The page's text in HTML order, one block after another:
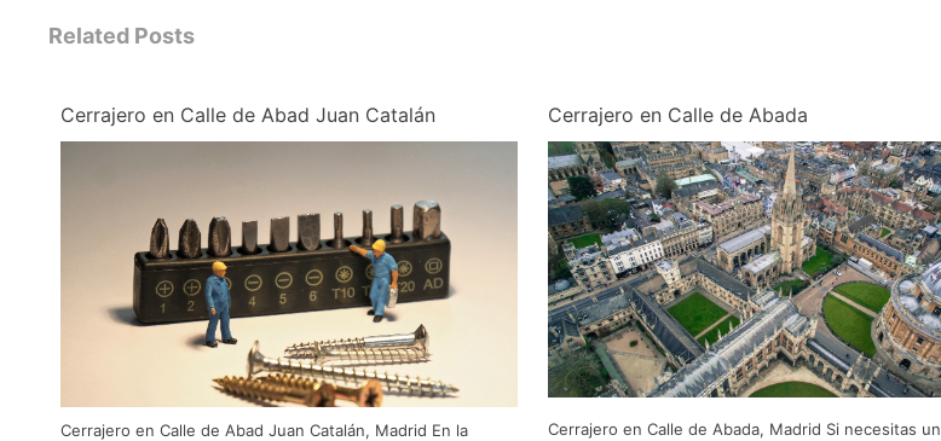
Related Posts
Cerrajero en Calle de Abad Juan Catalán
Cerrajero en Calle de Abad Juan Catalán, Madrid En la
Cerrajero en Calle de Abada
Cerrajero en Calle de Abada, Madrid Si necesitas un